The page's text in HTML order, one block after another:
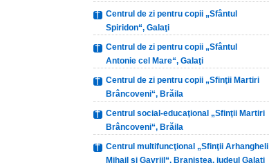
Centrul de zi pentru copii „Sfântul
Spiridon“, Galaţi
Centrul de zi pentru copii „Sfântul
Antonie cel Mare“, Galaţi
Centrul de zi pentru copii „Sfinţii Martiri
Brâncoveni“, Brăila
Centrul social-educaţional „Sfinţii Martiri
Brâncoveni“, Brăila
Centrul multifuncţional „Sfinţii Arhangheli
Mihail şi Gavriil“, Braniștea, judeul Galaţi